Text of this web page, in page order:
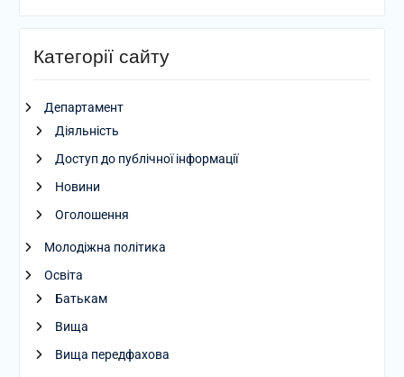
Категорії сайту
Департамент
Діяльність
Доступ до публічної інформації
Новини
Оголошення
Молодіжна політика
Освіта
Батькам
Вища
Вища передфахова